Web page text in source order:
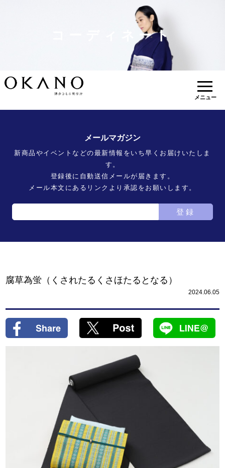
コーディネート
メニュー
メールマガジン
新商品やイベントなどの最新情報をいち早くお届けいたしま
す。
登録後に自動送信メールが届きます。
メール本文にあるリンクより承認をお願いします。
登録
腐草為蛍（くされたるくさほたるとなる）
2024.06.05